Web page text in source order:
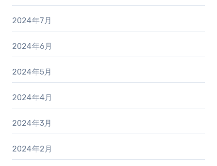
2024年7月
2024年6月
2024年5月
2024年4月
2024年3月
2024年2月